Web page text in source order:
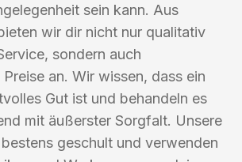
sein kann. Aus
wir dir nicht nur qualitativ
sondern auch
an. Wir wissen, dass ein
Gut ist und behandeln es
mit äußerster Sorgfalt. Unsere
geschult und verwenden